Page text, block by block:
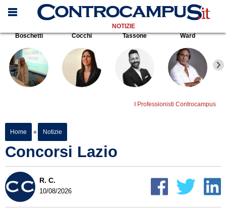
NOTIZIE
Boschetti
Cocchi Tassone Ward
I Professionisti Controcampus
Home » Notizie
Concorsi Lazio
R. C.
10/08/2026